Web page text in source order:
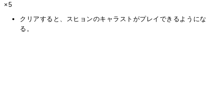
×5
クリアすると、スヒョンのキャラストがプレイできるようにな
る。